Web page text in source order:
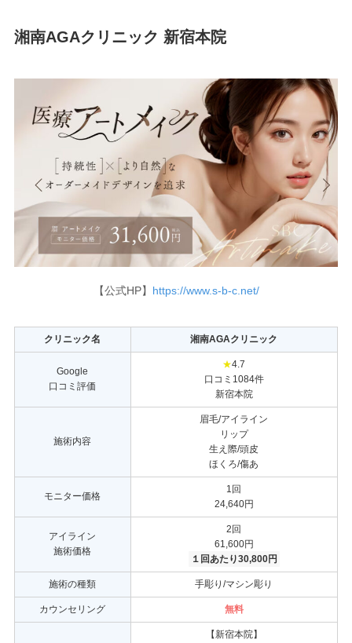
湘南AGAクリニック 新宿本院
【公式HP】 https://www.s-b-c.net/
クリニック名 湘南AGAクリニック
Google
口コミ評価
★4.7
口コミ1084件
新宿本院
施術内容
眉毛/アイライン
リップ
生え際/頭皮
ほくろ/傷あ
モニター価格
1回
24,640円
アイライン
施術価格
2回
61,600円
１回あたり30,800円
施術の種類 手彫り/マシン彫り
カウンセリング 無料
【新宿本院】